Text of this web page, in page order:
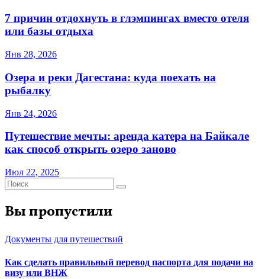
7 причин отдохнуть в глэмпингах вместо отеля
или базы отдыха
Янв 28, 2026
Озера и реки Дагестана: куда поехать на
рыбалку
Янв 24, 2026
Путешествие мечты: аренда катера на Байкале
как способ открыть озеро заново
Июл 22, 2025
Вы пропустили
Документы для путешествий
Как сделать правильный перевод паспорта для подачи на
визу или ВНЖ